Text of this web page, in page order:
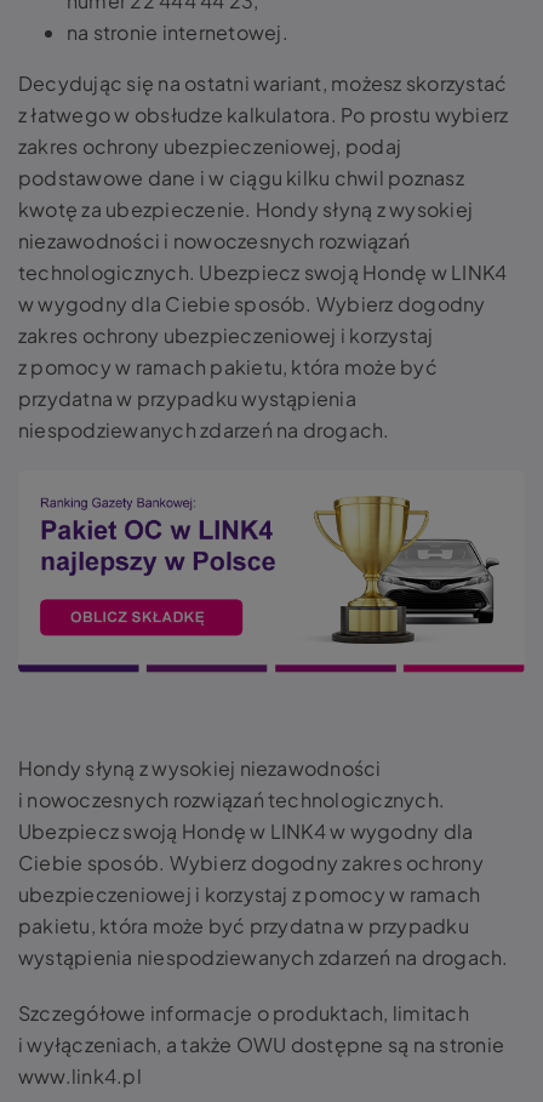
na stronie internetowej.
Decydując się na ostatni wariant, możesz skorzystać
z łatwego w obsłudze kalkulatora. Po prostu wybierz
zakres ochrony ubezpieczeniowej, podaj
podstawowe dane i w ciągu kilku chwil poznasz
kwotę za ubezpieczenie. Hondy słyną z wysokiej
niezawodności i nowoczesnych rozwiązań
technologicznych. Ubezpiecz swoją Hondę w LINK4
w wygodny dla Ciebie sposób. Wybierz dogodny
zakres ochrony ubezpieczeniowej i korzystaj
z pomocy w ramach pakietu, która może być
przydatna w przypadku wystąpienia
niespodziewanych zdarzeń na drogach.
Hondy słyną z wysokiej niezawodności
i nowoczesnych rozwiązań technologicznych.
Ubezpiecz swoją Hondę w LINK4 w wygodny dla
Ciebie sposób. Wybierz dogodny zakres ochrony
ubezpieczeniowej i korzystaj z pomocy w ramach
pakietu, która może być przydatna w przypadku
wystąpienia niespodziewanych zdarzeń na drogach.
Szczegółowe informacje o produktach, limitach
i wyłączeniach, a także OWU dostępne są na stronie
www.link4.pl